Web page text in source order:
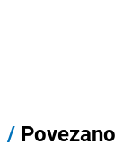
/ Povezano